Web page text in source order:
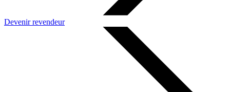
Devenir revendeur